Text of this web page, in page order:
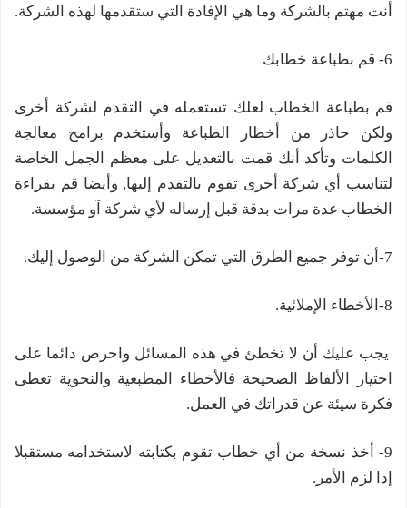
أنت مهتم بالشركة وما هي الإفادة التي ستقدمها لهذه الشركة.
6- قم بطباعة خطابك
قم بطباعة الخطاب لعلك تستعمله في التقدم لشركة أخرى
ولكن حاذر من أخطار الطباعة وأستخدم برامج معالجة
الكلمات وتأكد أنك قمت بالتعديل على معظم الجمل الخاصة
لتناسب أي شركة أخرى تقوم بالتقدم إليها, وأيضا قم بقراءة
الخطاب عدة مرات بدقة قبل إرساله لأي شركة آو مؤسسة.
7-أن توفر جميع الطرق التي تمكن الشركة من الوصول إليك.
8-الأخطاء الإملائية.
يجب عليك أن لا تخطئ في هذه المسائل واحرص دائما على
اختيار الألفاظ الصحيحة فالأخطاء المطبعية والنحوية تعطى
فكرة سيئة عن قدراتك في العمل.
9- أخذ نسخة من أي خطاب تقوم بكتابته لاستخدامه مستقبلا
إذا لزم الأمر.